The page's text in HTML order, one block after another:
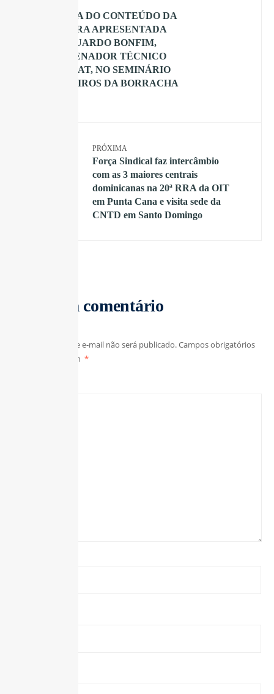
ÍNTEGRA DO CONTEÚDO DA
PALESTRA APRESENTADA
POR EDUARDO BONFIM,
COORDENADOR TÉCNICO
DO DIESAT, NO SEMINÁRIO
DE CIPEIROS DA BORRACHA
PRÓXIMA
Força Sindical faz intercâmbio
com as 3 maiores centrais
dominicanas na 20ª RRA da OIT
em Punta Cana e visita sede da
CNTD em Santo Domingo
Deixe um comentário
O seu endereço de e-mail não será publicado.Campos obrigatórios
são marcados com *